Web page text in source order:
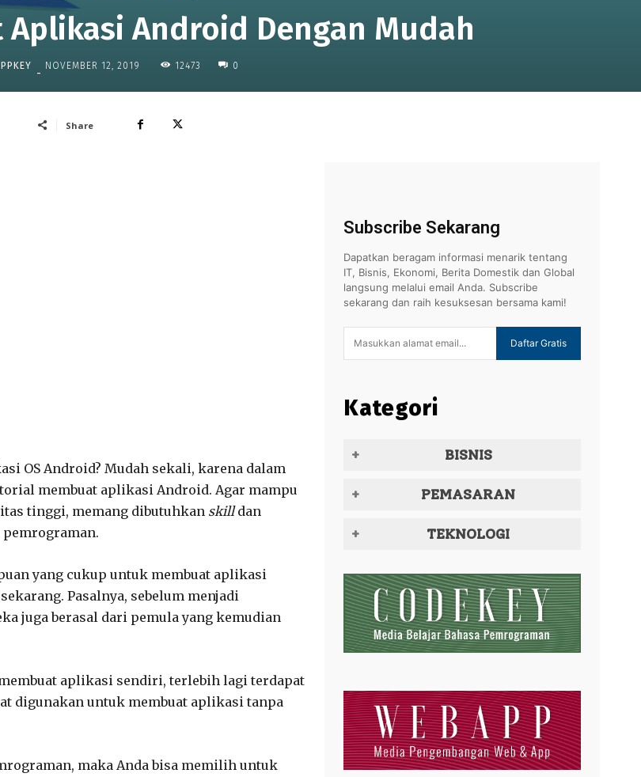
Android Dengan Mudah
- NOVEMBER 12, 2019 12473 0
Share
OS Android? Mudah sekali, karena dalam
membuat aplikasi Android. Agar mampu
tinggi, memang dibutuhkan skilldan
yang cukup untuk membuat aplikasi
Pasalnya, sebelum menjadi
juga berasal dari pemula yang kemudian
aplikasi sendiri, terlebih lagi terdapat
digunakan untuk membuat aplikasi tanpa
maka Anda bisa memilih untuk
Subscribe Sekarang
Dapatkan beragam informasi menarik tentang
IT, Bisnis, Ekonomi, Berita Domestik dan Global
langsung melalui email Anda. Subscribe
sekarang dan raih kesuksesan bersama kami!
Daftar Gratis
Kategori
BISNIS
PEMASARAN
TEKNOLOGI